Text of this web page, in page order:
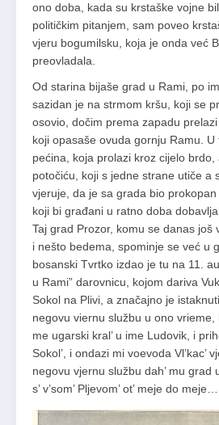
ono doba, kada su krstaške vojne
političkim pitanjem, sam poveo
vjeru bogumilsku, koja je onda već
preovladala.
Od starina bijaše grad u Rami, po
sazidan je na strmom kršu, koji se
osovio, dočim prema zapadu prelazi
koji opasaše ovuda gornju Ramu. U
pećina, koja prolazi kroz cijelo
potočiću, koji s jedne strane utiče a
vjeruje, da je sa grada bio
koji bi građani u ratno doba
Taj grad Prozor, komu se danas još
i nešto bedema, spominje se već u
bosanski Tvrtko izdao je tu na 11.
u Rami” darovnicu, kojom dariva
Sokol na Plivi, a značajno je
negovu viernu službu u ono vrieme,
me ugarski kral’ u ime Ludovik, i
Sokol’, i ondazi mi voevoda Vl’kac’
negovu vjernu službu dah’ mu grad
s’ v’som’ Pljevom’ ot’ meje do meje…